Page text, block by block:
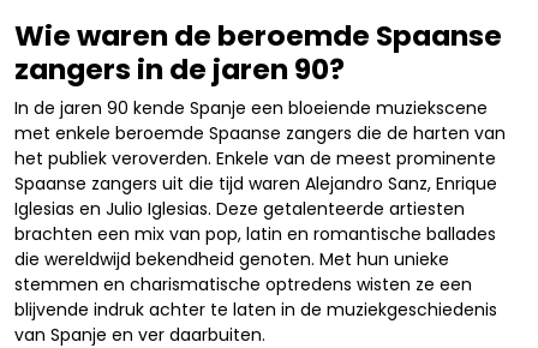
Wie waren de beroemde Spaanse
zangers in de jaren 90?
In de jaren 90 kende Spanje een bloeiende muziekscene
met enkele beroemde Spaanse zangers die de harten van
het publiek veroverden. Enkele van de meest prominente
Spaanse zangers uit die tijd waren Alejandro Sanz, Enrique
Iglesias en Julio Iglesias. Deze getalenteerde artiesten
brachten een mix van pop, latin en romantische ballades
die wereldwijd bekendheid genoten. Met hun unieke
stemmen en charismatische optredens wisten ze een
blijvende indruk achter te laten in de muziekgeschiedenis
van Spanje en ver daarbuiten.